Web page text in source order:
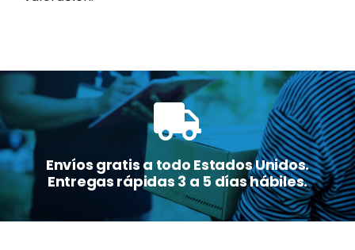
Envíos gratis a todo Estados Unidos.
Entregas rápidas 3 a 5 días hábiles.